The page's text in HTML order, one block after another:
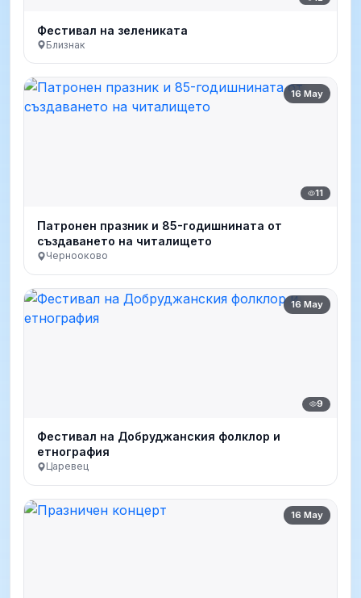
Фестивал на зелениката
Близнак
16 May
11
Патронен празник и 85-годишнината от
създаването на читалището
Чернооково
16 May
9
Фестивал на Добруджанския фолклор и
етнография
Царевец
16 May